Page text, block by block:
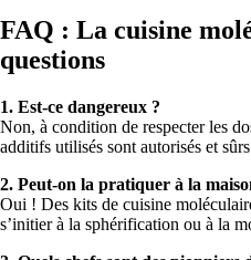
FAQ : La cuisine
questions
1. Est-ce dangereux ?
Non, à condition de respecter les
additifs utilisés sont autorisés et
2. Peut-on la pratiquer à la
Oui ! Des kits de cuisine
s’initier à la sphérification ou à la